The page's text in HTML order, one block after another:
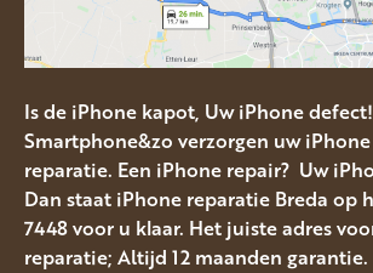
Is de iPhone kapot, Uw iPhone
Smartphone&zo verzorgen uw
reparatie. Een iPhone repair? Uw
Dan staat iPhone reparatie Breda op
7448 voor u klaar. Het juiste adres
reparatie; Altijd 12 maanden garantie.